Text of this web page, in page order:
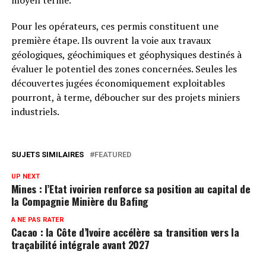
Pour les opérateurs, ces permis constituent une
première étape. Ils ouvrent la voie aux travaux
géologiques, géochimiques et géophysiques destinés à
évaluer le potentiel des zones concernées. Seules les
découvertes jugées économiquement exploitables
pourront, à terme, déboucher sur des projets miniers
industriels.
SUJETS SIMILAIRES FEATURED
UP NEXT
Mines : l’Etat ivoirien renforce sa position au capital de
la Compagnie Minière du Bafing
A NE PAS RATER
Cacao : la Côte d’Ivoire accélère sa transition vers la
traçabilité intégrale avant 2027